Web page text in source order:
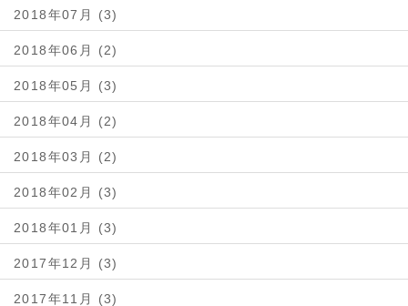
2018年07月 (3)
2018年06月 (2)
2018年05月 (3)
2018年04月 (2)
2018年03月 (2)
2018年02月 (3)
2018年01月 (3)
2017年12月 (3)
2017年11月 (3)